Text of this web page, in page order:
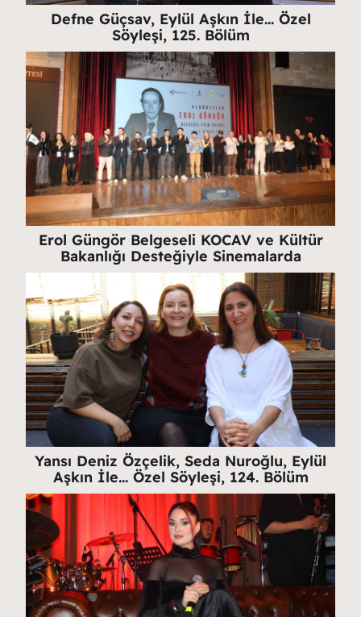
Defne Güçsav, Eylül Aşkın İle… Özel
Söyleşi, 125. Bölüm
Erol Güngör Belgeseli KOCAV ve Kültür
Bakanlığı Desteğiyle Sinemalarda
Yansı Deniz Özçelik, Seda Nuroğlu, Eylül
Aşkın İle… Özel Söyleşi, 124. Bölüm